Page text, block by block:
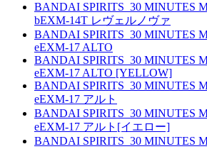
BANDAI SPIRITS_30 MINUTES
bEXM-14T レヴェルノヴァ
BANDAI SPIRITS_30 MINUTES
eEXM-17 ALTO
BANDAI SPIRITS_30 MINUTES
eEXM-17 ALTO [YELLOW]
BANDAI SPIRITS_30 MINUTES
eEXM-17 アルト
BANDAI SPIRITS_30 MINUTES
eEXM-17 アルト[イエロー]
BANDAI SPIRITS_30 MINUTES